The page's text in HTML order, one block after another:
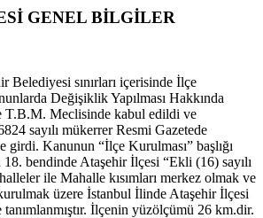
GENEL BİLGİLER
Belediyesi sınırları içerisinde İlçe
Değişiklik Yapılması Hakkında
T.B.M. Meclisinde kabul edildi ve
sayılı mükerrer Resmi Gazetede
girdi. Kanunun “İlçe Kurulması” başlığı
bendinde Ataşehir İlçesi “Ekli (16) sayılı
ile Mahalle kısımları merkez olmak ve
üzere İstanbul İlinde Ataşehir İlçesi
İlçenin yüzölçümü 26 km.dir.